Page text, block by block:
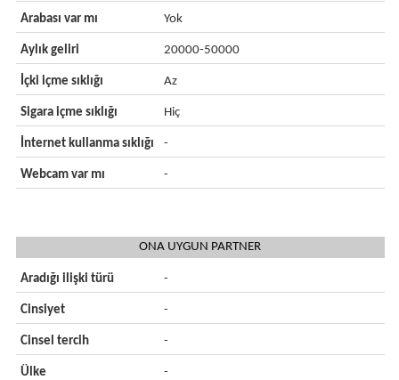
Arabası var mı Yok
Aylık geliri 20000-50000
İçki içme sıklığı Az
Sigara içme sıklığı Hiç
İnternet kullanma sıklığı -
Webcam var mı -
ONA UYGUN PARTNER
Aradığı ilişki türü -
Cinsiyet -
Cinsel tercih -
Ülke -